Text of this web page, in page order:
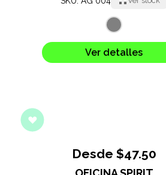
Ver detalles
Desde $47.50